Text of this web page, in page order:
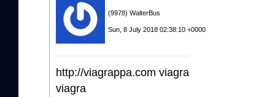
(9978) WalterBus
Sun, 8 July 2018 02:38:10 +0000
http://viagrappa.com viagra
viagra